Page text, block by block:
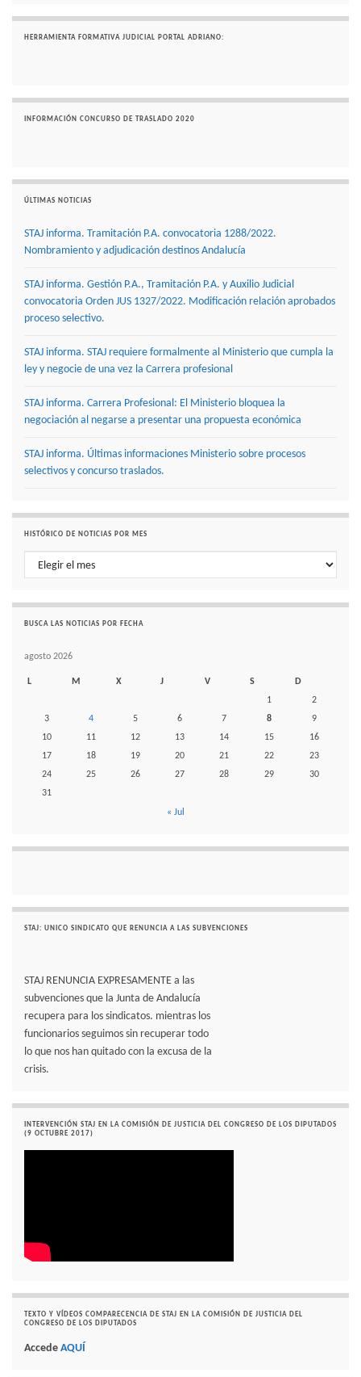
HERRAMIENTA FORMATIVA JUDICIAL PORTAL ADRIANO:
INFORMACIÓN CONCURSO DE TRASLADO 2020
ÚLTIMAS NOTICIAS
STAJ informa. Tramitación P.A. convocatoria 1288/2022.
Nombramiento y adjudicación destinos Andalucía
STAJ informa. Gestión P.A., Tramitación P.A. y Auxilio Judicial
convocatoria Orden JUS 1327/2022. Modificación relación aprobados
proceso selectivo.
STAJ informa. STAJ requiere formalmente al Ministerio que cumpla la
ley y negocie de una vez la Carrera profesional
STAJ informa. Carrera Profesional: El Ministerio bloquea la
negociación al negarse a presentar una propuesta económica
STAJ informa. Últimas informaciones Ministerio sobre procesos
selectivos y concurso traslados.
HISTÓRICO DE NOTICIAS POR MES
Histórico de noticias por mes
BUSCA LAS NOTICIAS POR FECHA
agosto 2026
L M X J V S
D
1
2
3
4 5 6 7 8
9
10
11 12 13 14 15
16
17
18 19 20 21 22
23
24
25 26 27 28 29
30
31
« Jul
STAJ: UNICO SINDICATO QUE RENUNCIA A LAS SUBVENCIONES
STAJ RENUNCIA EXPRESAMENTE a las
subvenciones que la Junta de Andalucía
recupera para los sindicatos. mientras los
funcionarios seguimos sin recuperar todo
lo que nos han quitado con la excusa de la
crisis.
INTERVENCIÓN STAJ EN LA COMISIÓN DE JUSTICIA DEL CONGRESO DE LOS DIPUTADOS
(9 OCTUBRE 2017)
TEXTO Y VÍDEOS COMPARECENCIA DE STAJ EN LA COMISIÓN DE JUSTICIA DEL
CONGRESO DE LOS DIPUTADOS
Accede AQUÍ